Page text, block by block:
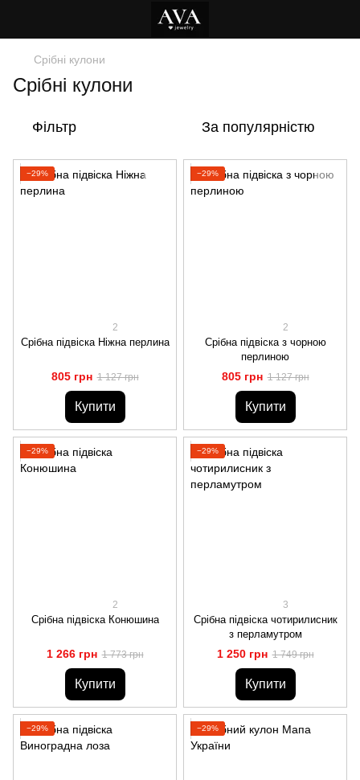
Срібні кулони
Срібні кулони
Фільтр За популярністю
−29%
2
Срібна підвіска Ніжна перлина
805 грн 1 127 грн
Купити
−29%
2
Срібна підвіска з чорною
перлиною
805 грн 1 127 грн
Купити
−29%
2
Срібна підвіска Конюшина
1 266 грн 1 773 грн
Купити
−29%
3
Срібна підвіска чотирилисник
з перламутром
1 250 грн 1 749 грн
Купити
−29% −29%